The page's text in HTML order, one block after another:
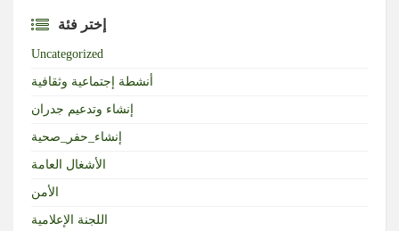
إختر فئة
Uncategorized
أنشطة إجتماعية وثقافية
إنشاء وتدعيم جدران
إنشاء_حفر_صحية
الأشغال العامة
الأمن
اللجنة الإعلامية